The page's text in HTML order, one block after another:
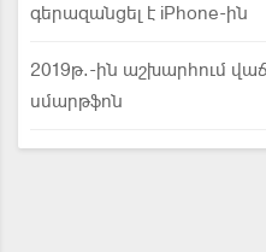
գերազանցել է iPhone-ին
2019թ.-ին աշխարհում
սմարթֆոն